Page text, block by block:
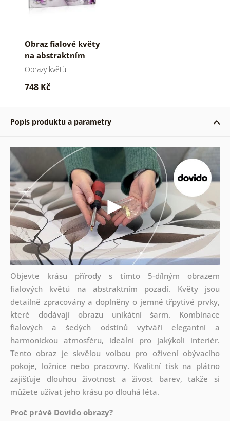
Obraz fialové květy
na abstraktním
pozadí
Obrazy květů
748 Kč
Popis produktu a parametry
Objevte krásu přírody s tímto 5-dílným obrazem
fialových květů na abstraktním pozadí. Květy jsou
detailně zpracovány a doplněny o jemné třpytivé prvky,
které dodávají obrazu unikátní šarm. Kombinace
fialových a šedých odstínů vytváří elegantní a
harmonickou atmosféru, ideální pro jakýkoli interiér.
Tento obraz je skvělou volbou pro oživení obývacího
pokoje, ložnice nebo pracovny. Kvalitní tisk na plátno
zajišťuje dlouhou životnost a živost barev, takže si
můžete užívat jeho krásu po dlouhá léta.
Proč právě Dovido obrazy?